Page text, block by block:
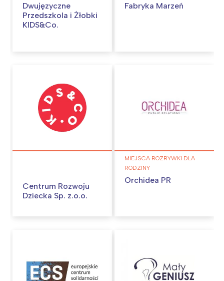
Dwujęzyczne
Przedszkola i Żłobki
KIDS&Co.
Fabryka Marzeń
Centrum Rozwoju
Dziecka Sp. z.o.o.
MIEJSCA ROZRYWKI DLA
RODZINY
Orchidea PR